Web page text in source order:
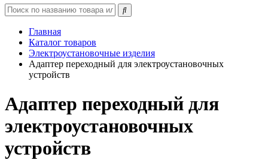
Главная
Каталог товаров
Электроустановочные изделия
Адаптер переходный для электроустановочных
устройств
Адаптер переходный для
электроустановочных
устройств